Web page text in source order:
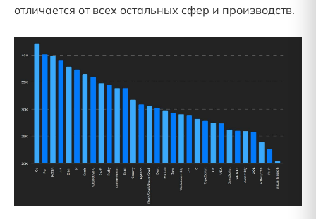
отличается от всех остальных сфер и производств.